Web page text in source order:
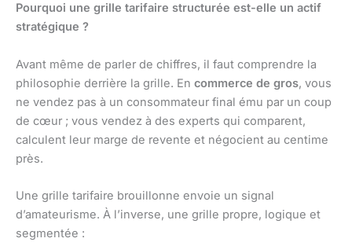
Pourquoi une grille tarifaire structurée est-elle un actif
stratégique ?
Avant même de parler de chiffres, il faut comprendre la
philosophie derrière la grille. En commerce de gros, vous
ne vendez pas à un consommateur final ému par un coup
de cœur ; vous vendez à des experts qui comparent,
calculent leur marge de revente et négocient au centime
près.
Une grille tarifaire brouillonne envoie un signal
d’amateurisme. À l’inverse, une grille propre, logique et
segmentée :